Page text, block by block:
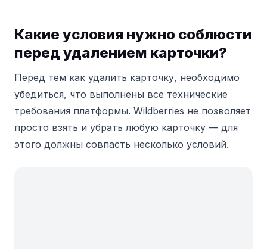
Какие условия нужно соблюсти
перед удалением карточки?
Перед тем как удалить карточку, необходимо
убедиться, что выполнены все технические
требования платформы. Wildberries не позволяет
просто взять и убрать любую карточку — для
этого должны совпасть несколько условий.